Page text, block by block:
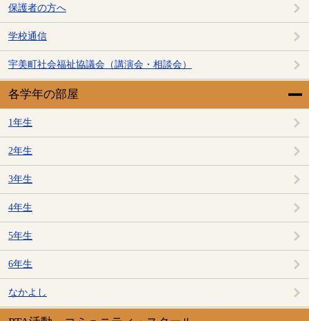
保護者の方へ
学校通信
宇美町社会福祉協議会（講演会・相談会）
各学年の部屋
1年生
2年生
3年生
4年生
5年生
6年生
なかよし